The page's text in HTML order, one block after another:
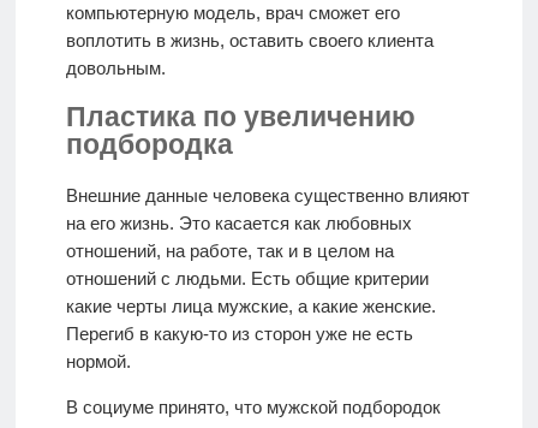
компьютерную модель, врач сможет его
воплотить в жизнь, оставить своего клиента
довольным.
Пластика по увеличению
подбородка
Внешние данные человека существенно влияют
на его жизнь. Это касается как любовных
отношений, на работе, так и в целом на
отношений с людьми. Есть общие критерии
какие черты лица мужские, а какие женские.
Перегиб в какую-то из сторон уже не есть
нормой.
В социуме принято, что мужской подбородок